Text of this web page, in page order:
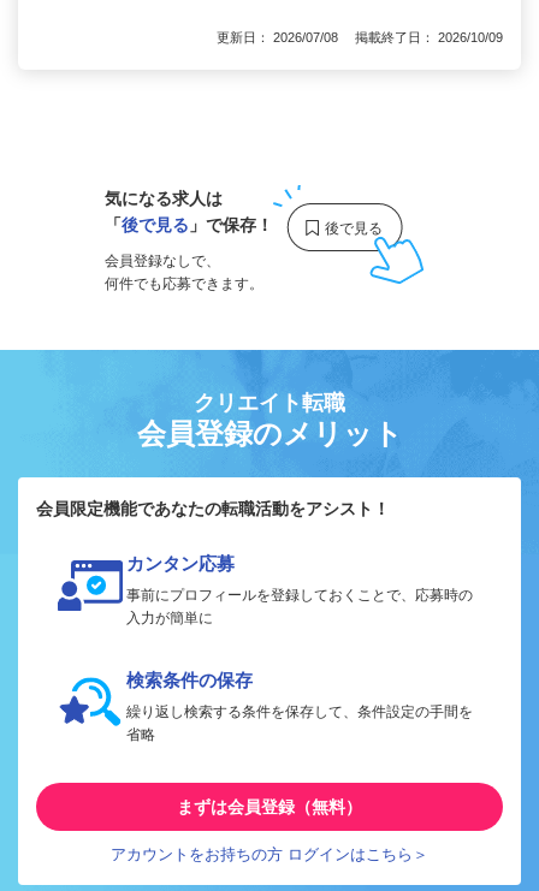
更新日： 2026/07/08 掲載終了日： 2026/10/09
気になる求人は
「後で見る 」で保存！
会員登録なしで、
何件でも応募できます。
クリエイト転職
会員登録のメリット
会員限定機能であなたの転職活動をアシスト！
カンタン応募
事前にプロフィールを登録しておくことで、応募時の
入力が簡単に
検索条件の保存
繰り返し検索する条件を保存して、条件設定の手間を
省略
まずは会員登録（無料）
アカウントをお持ちの方 ログインはこちら＞